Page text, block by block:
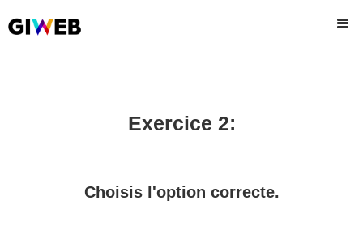
Exercice 2:
Choisis l'option correcte.